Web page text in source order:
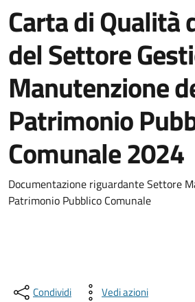
Carta di Qualità
del Settore
Manutenzione
Patrimonio
Comunale 2024
Documentazione riguardante Settore
Patrimonio Pubblico Comunale
Condividi Vedi azioni